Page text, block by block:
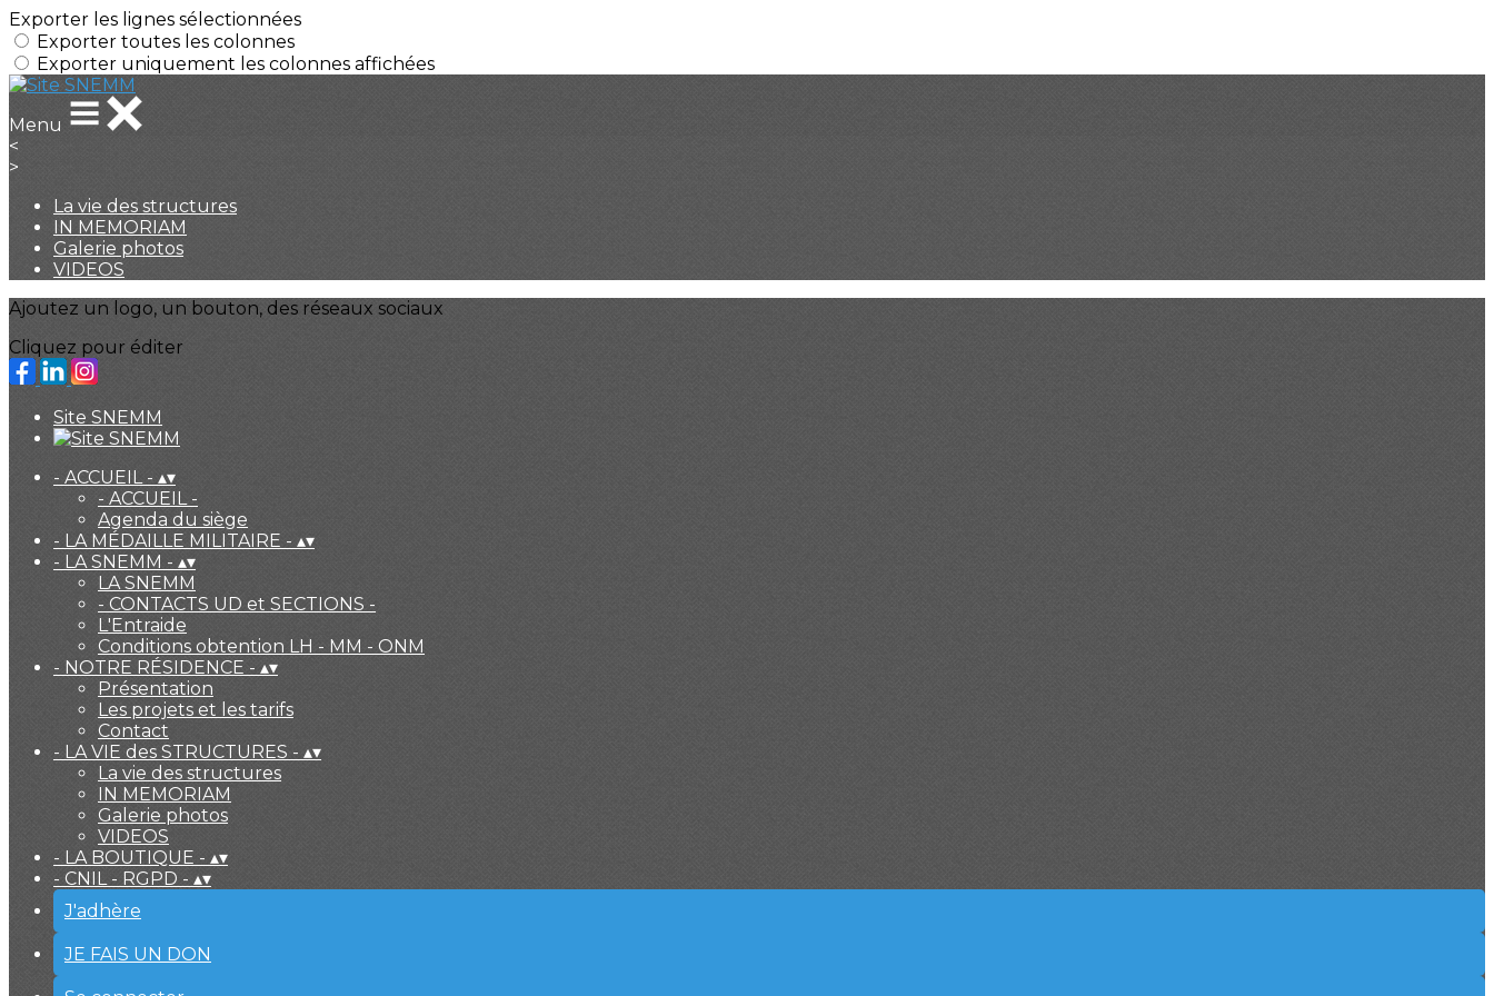
Exporter les lignes sélectionnées
Exporter toutes les colonnes
Exporter uniquement les colonnes affichées
Menu
<
>
La vie des structures
IN MEMORIAM
Galerie photos
VIDEOS
Ajoutez un logo, un bouton, des réseaux sociaux
Cliquez pour éditer
Site SNEMM
- ACCUEIL - ▴▾
- ACCUEIL -
Agenda du siège
- LA MÉDAILLE MILITAIRE - ▴▾
- LA SNEMM - ▴▾
LA SNEMM
- CONTACTS UD et SECTIONS -
L'Entraide
Conditions obtention LH - MM - ONM
- NOTRE RÉSIDENCE - ▴▾
Présentation
Les projets et les tarifs
Contact
- LA VIE des STRUCTURES - ▴▾
La vie des structures
IN MEMORIAM
Galerie photos
VIDEOS
- LA BOUTIQUE - ▴▾
- CNIL - RGPD - ▴▾
J'adhère
JE FAIS UN DON